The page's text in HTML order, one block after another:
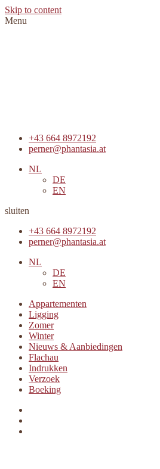
Skip to content
Menu
+43 664 8972192
perner@phantasia.at
NL
DE
EN
sluiten
+43 664 8972192
perner@phantasia.at
NL
DE
EN
Appartementen
Ligging
Zomer
Winter
Nieuws & Aanbiedingen
Flachau
Indrukken
Verzoek
Boeking